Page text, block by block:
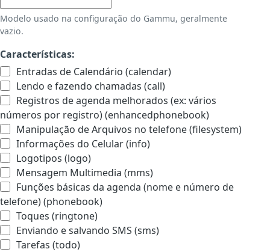
Modelo usado na configuração do Gammu, geralmente
vazio.
Características:
Entradas de Calendário (calendar)
Lendo e fazendo chamadas (call)
Registros de agenda melhorados (ex: vários
números por registro) (enhancedphonebook)
Manipulação de Arquivos no telefone (filesystem)
Informações do Celular (info)
Logotipos (logo)
Mensagem Multimedia (mms)
Funções básicas da agenda (nome e número de
telefone) (phonebook)
Toques (ringtone)
Enviando e salvando SMS (sms)
Tarefas (todo)